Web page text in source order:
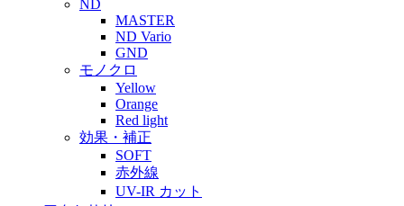
ND
MASTER
ND Vario
GND
モノクロ
Yellow
Orange
Red light
効果・補正
SOFT
赤外線
UV-IR カット